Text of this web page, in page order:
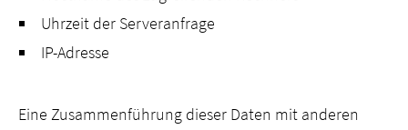
Uhrzeit der Serveranfrage
IP-Adresse
Eine Zusammenführung dieser Daten mit anderen